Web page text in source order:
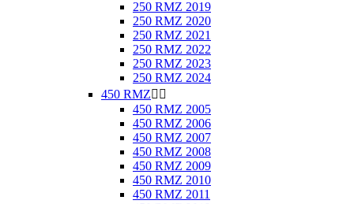
250 RMZ 2019
250 RMZ 2020
250 RMZ 2021
250 RMZ 2022
250 RMZ 2023
250 RMZ 2024
450 RMZ 
450 RMZ 2005
450 RMZ 2006
450 RMZ 2007
450 RMZ 2008
450 RMZ 2009
450 RMZ 2010
450 RMZ 2011